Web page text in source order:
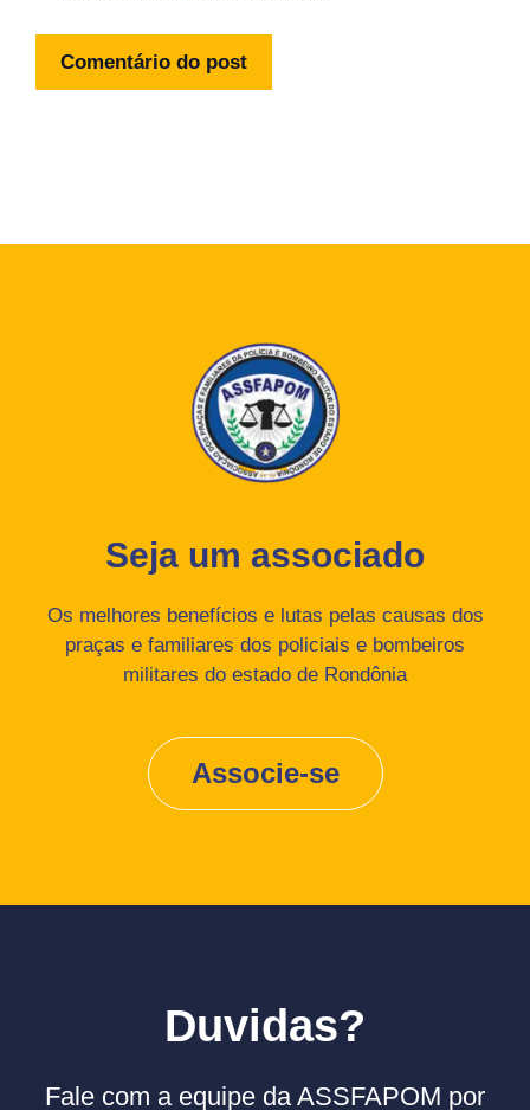
Seja um associado
Os melhores benefícios e lutas pelas causas dos
praças e familiares dos policiais e bombeiros
militares do estado de Rondônia
Associe-se
Duvidas?
Fale com a equipe da ASSFAPOM por